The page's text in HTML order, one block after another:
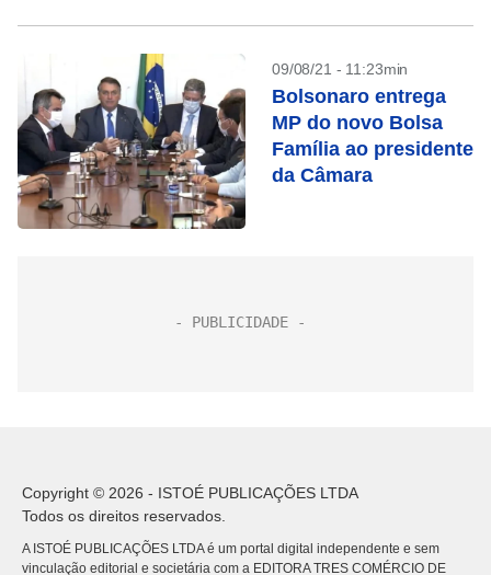
09/08/21 - 11:23min
Bolsonaro entrega
MP do novo Bolsa
Família ao presidente
da Câmara
Copyright © 2026 - ISTOÉ PUBLICAÇÕES LTDA
Todos os direitos reservados.
A ISTOÉ PUBLICAÇÕES LTDA é um portal digital independente e sem
vinculação editorial e societária com a EDITORA TRES COMÉRCIO DE